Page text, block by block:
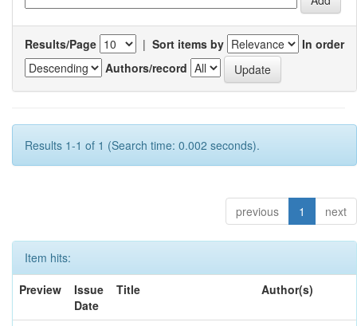
Results/Page | Sort items by
In order
Authors/record
Results 1-1 of 1 (Search time: 0.002 seconds).
previous 1 next
Item hits:
Preview
Issue
Date
Title Author(s)